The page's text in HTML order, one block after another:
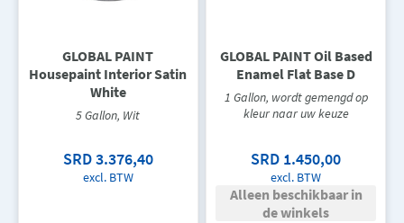
GLOBAL PAINT
Housepaint Interior Satin
White
5 Gallon, Wit
SRD 3.376,40
excl. BTW
GLOBAL PAINT Oil Based
Enamel Flat Base D
1 Gallon, wordt gemengd op
kleur naar uw keuze
SRD 1.450,00
excl. BTW
Alleen beschikbaar in
de winkels